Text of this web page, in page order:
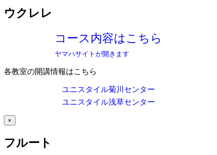
ウクレレ
コース内容はこちら
ヤマハサイトが開きます
各教室の開講情報はこちら
ユニスタイル菊川センター
ユニスタイル浅草センター
×
フルート